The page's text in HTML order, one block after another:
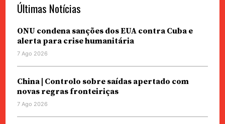
Últimas Notícias
ONU condena sanções dos EUA contra Cuba e
alerta para crise humanitária
7 Ago 2026
China | Controlo sobre saídas apertado com
novas regras fronteiriças
7 Ago 2026